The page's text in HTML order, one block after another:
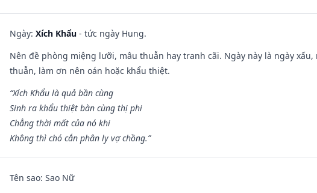
Ngày: Xích Khẩu - tức ngày Hung.
Nên đề phòng miệng lưỡi, mâu thuẫn hay tranh cãi. Ngày này là ngày
thuẫn, làm ơn nên oán hoặc khẩu thiệt.
“Xích Khẩu là quả bần cùng
Sinh ra khẩu thiệt bàn cùng thị phi
Chẳng thời mất của nó khi
Không thì chó cắn phân ly vợ chồng.”
Tên sao: Sao Nữ